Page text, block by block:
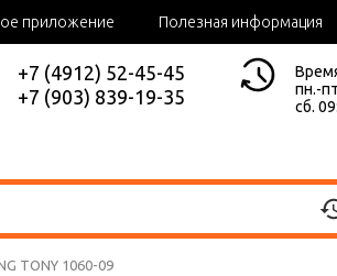
приложение Полезная информация
+7 (4912) 52-45-45
+7 (903) 839-19-35
пн.-
сб.
TONY 1060-09